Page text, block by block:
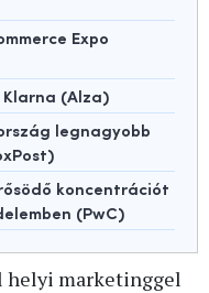
Expo
(Alza)
legnagyobb
koncentrációt
(PwC)
helyi marketinggel